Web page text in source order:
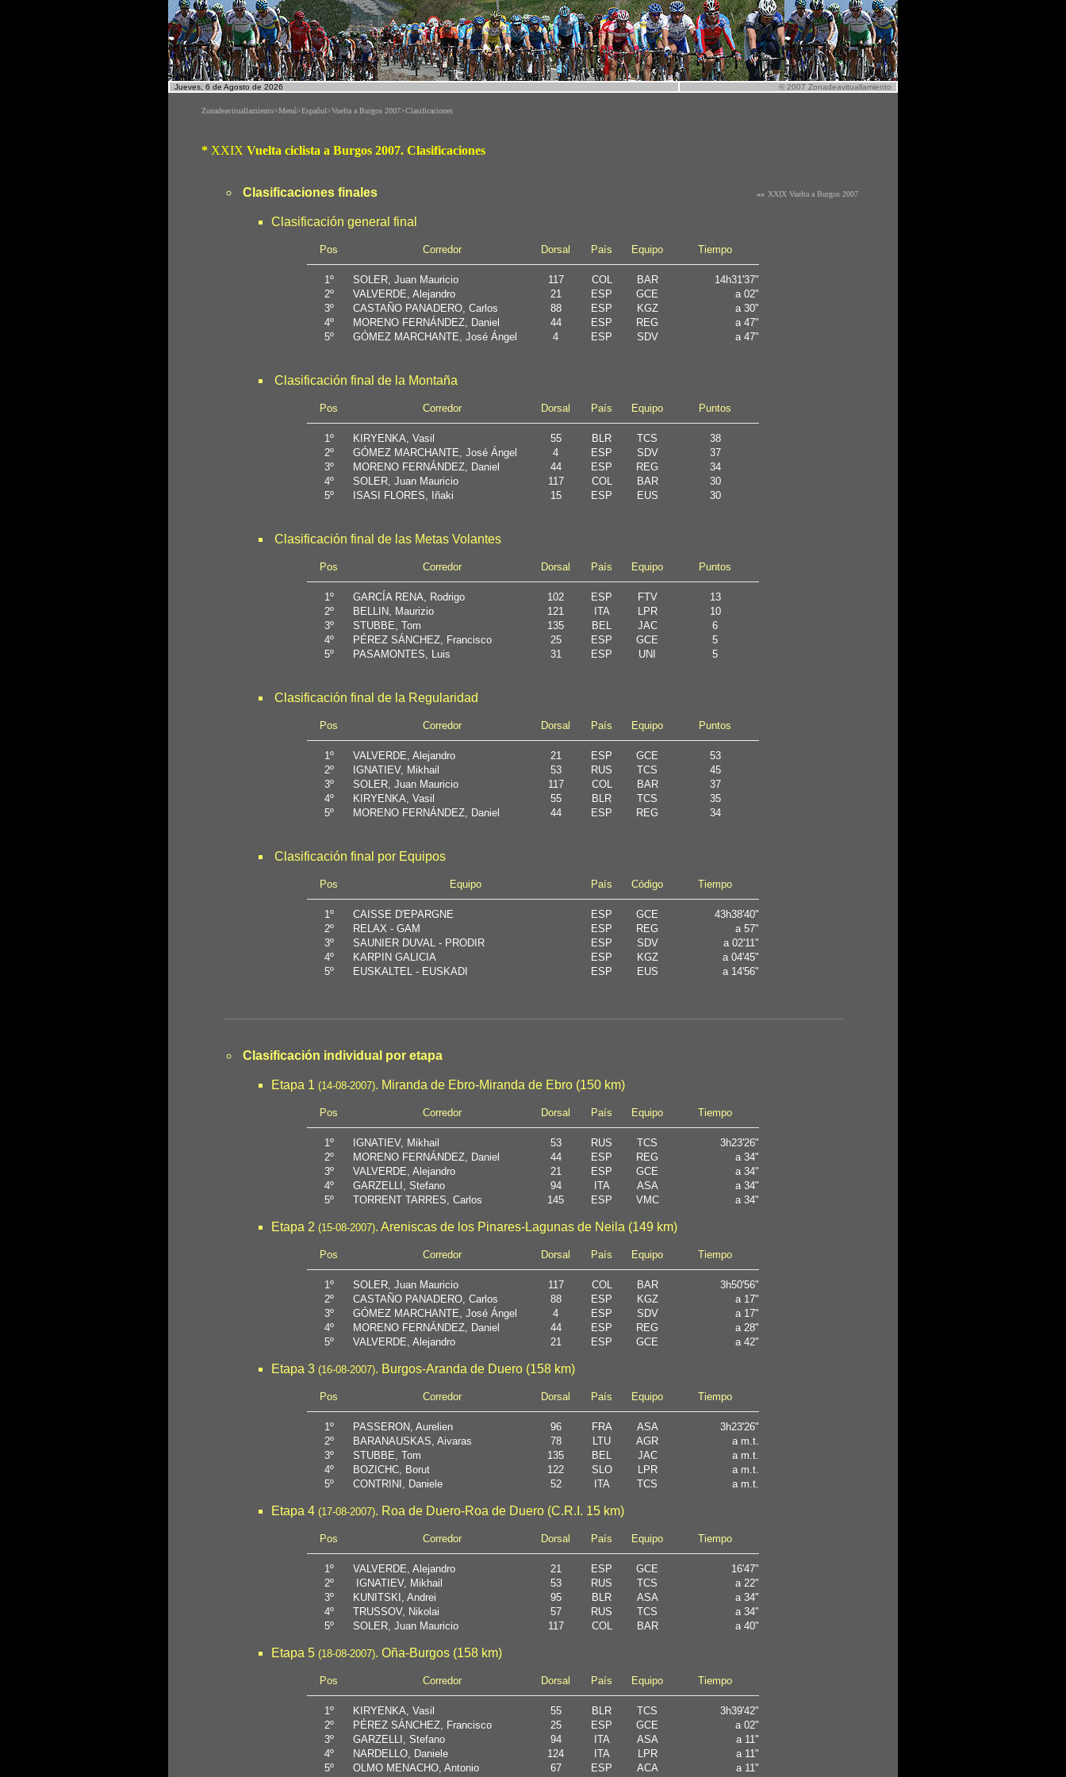
Jueves, 6 de Agosto de 2026 © 2007 Zonadeavituallamiento
Zonadeavituallamiento>Menú>Español>Vuelta a Burgos 2007>Clasificaciones
* XXIX Vuelta ciclista a Burgos 2007. Clasificaciones
Clasificaciones finales «« XXIX Vuelta a Burgos 2007
Clasificación general final
Pos Corredor Dorsal País Equipo Tiempo
1º SOLER, Juan Mauricio 117 COL BAR
14h31'37"
2º
VALVERDE, Alejandro 21 ESP GCE
a 02"
3º
CASTAÑO PANADERO, Carlos 88 ESP KGZ
a 30"
4º
MORENO FERNÁNDEZ, Daniel 44 ESP REG
a 47"
5º
GÓMEZ MARCHANTE, José Ángel 4 ESP SDV a 47"
Clasificación final de la Montaña
Pos Corredor Dorsal País Equipo Puntos
1º KIRYENKA, Vasil 55 BLR TCS
38
2º
GÓMEZ MARCHANTE, José Ángel 4 ESP SDV
37
3º
MORENO FERNÁNDEZ, Daniel 44 ESP REG
34
4º
SOLER, Juan Mauricio 117 COL BAR
30
5º
ISASI FLORES, Iñaki 15 ESP EUS 30
Clasificación final de las Metas Volantes
Pos Corredor Dorsal País Equipo Puntos
1º GARCÍA RENA, Rodrigo 102 ESP FTV
13
2º
BELLIN, Maurizio 121 ITA LPR
10
3º
STUBBE, Tom 135 BEL JAC
6
4º
PÉREZ SÁNCHEZ, Francisco 25 ESP GCE
5
5º
PASAMONTES, Luis 31 ESP UNI 5
Clasificación final de la Regularidad
Pos Corredor Dorsal País Equipo Puntos
1º VALVERDE, Alejandro 21 ESP GCE
53
2º
IGNATIEV, Mikhail 53 RUS TCS
45
3º
SOLER, Juan Mauricio 117 COL BAR
37
4º
KIRYENKA, Vasil 55 BLR TCS
35
5º
MORENO FERNÁNDEZ, Daniel 44 ESP REG 34
Clasificación final por Equipos
Pos Equipo País Código Tiempo
1º CAISSE D'EPARGNE ESP GCE
43h38'40"
2º
RELAX - GAM ESP REG
a 57"
3º
SAUNIER DUVAL - PRODIR ESP SDV
a 02'11"
4º
KARPIN GALICIA ESP KGZ
a 04'45"
5º
EUSKALTEL - EUSKADI ESP EUS a 14'56"
Clasificación individual por etapa
Etapa 1 (14-08-2007). Miranda de Ebro-Miranda de Ebro (150 km)
Pos Corredor Dorsal País Equipo Tiempo
1º IGNATIEV, Mikhail 53 RUS TCS
3h23'26"
2º
MORENO FERNÁNDEZ, Daniel 44 ESP REG
a 34"
3º
VALVERDE, Alejandro 21 ESP GCE
a 34"
4º
GARZELLI, Stefano 94 ITA ASA
a 34"
5º
TORRENT TARRES, Carlos 145 ESP VMC a 34"
Etapa 2 (15-08-2007). Areniscas de los Pinares-Lagunas de Neila (149 km)
Pos Corredor Dorsal País Equipo Tiempo
1º SOLER, Juan Mauricio 117 COL BAR
3h50'56"
2º
CASTAÑO PANADERO, Carlos 88 ESP KGZ
a 17"
3º
GÓMEZ MARCHANTE, José Ángel 4 ESP SDV
a 17"
4º
MORENO FERNÁNDEZ, Daniel 44 ESP REG
a 28"
5º
VALVERDE, Alejandro 21 ESP GCE a 42"
Etapa 3 (16-08-2007). Burgos-Aranda de Duero (158 km)
Pos Corredor Dorsal País Equipo Tiempo
1º PASSERON, Aurelien 96 FRA ASA
3h23'26"
2º
BARANAUSKAS, Aivaras 78 LTU AGR
a m.t.
3º
STUBBE, Tom 135 BEL JAC
a m.t.
4º
BOZICHC, Borut 122 SLO LPR
a m.t.
5º
CONTRINI, Daniele 52 ITA TCS a m.t.
Etapa 4 (17-08-2007). Roa de Duero-Roa de Duero (C.R.I. 15 km)
Pos Corredor Dorsal País Equipo Tiempo
1º VALVERDE, Alejandro 21 ESP GCE
16'47"
2º
IGNATIEV, Mikhail 53 RUS TCS
a 22"
3º
KUNITSKI, Andrei 95 BLR ASA
a 34"
4º
TRUSSOV, Nikolai 57 RUS TCS
a 34"
5º
SOLER, Juan Mauricio 117 COL BAR a 40"
Etapa 5 (18-08-2007). Oña-Burgos (158 km)
Pos Corredor Dorsal País Equipo Tiempo
1º KIRYENKA, Vasil 55 BLR TCS
3h39'42"
2º
PÉREZ SÁNCHEZ, Francisco 25 ESP GCE
a 02"
3º
GARZELLI, Stefano 94 ITA ASA
a 11"
4º
NARDELLO, Daniele 124 ITA LPR
a 11"
5º
OLMO MENACHO, Antonio 67 ESP ACA a 11"